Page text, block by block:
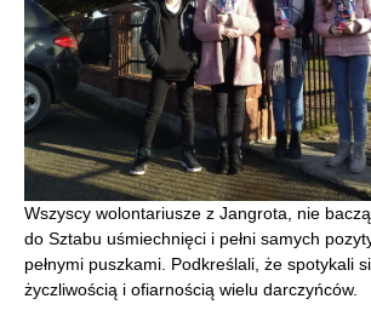
Wszyscy wolontariusze z Jangrota, nie
do Sztabu uśmiechnięci i pełni samych
pełnymi puszkami. Podkreślali, że spotykali
życzliwością i ofiarnością wielu darczyńców.